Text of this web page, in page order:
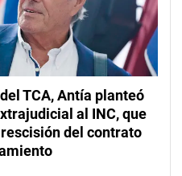
TCA, Antía planteó
al INC, que
del contrato